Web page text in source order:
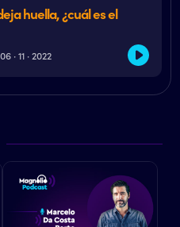
huella, ¿cuál es el
06 · 11 · 2022